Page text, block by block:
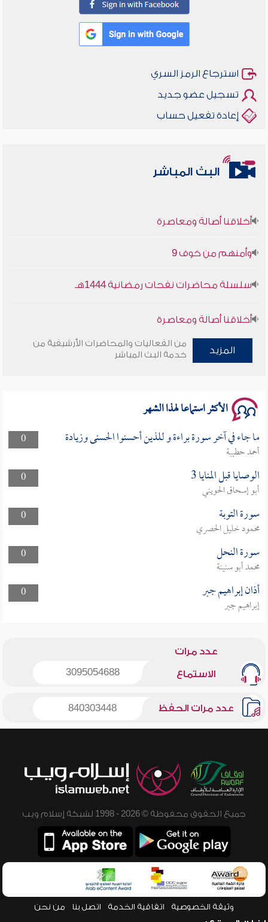
استرجاع الرمز السري
تسجيل عضو جديد
إعادة تفعيل حساب
البث المباشر
أخلاقنا أصالة ومعاصرة
وأمنهم من خوف 9
سلسلة محاضرات نفحات رمضانية 1444هـ
أخلاقنا أصالة ومعاصرة
وأمنهم من خوف 9
المزيد
من الفعاليات والمحاضرات الأرشيفية من
خدمة البث المباشر
الأكثر استماعا لهذا الشهر
0 ما جاء في آخر سورة براءة و للذين أحسنوا الحسنى وزيادة
أحمد حطيبة
0
الوصايا قبل المنايا 3
أبو إسحاق الحويني
0
سورة التوبة
محمود خليل الحصري
0
سورة النحل
محمد أبو سنينة
0
أذان إبراهيم جبر
إبراهيم جبر
عدد مرات
الاستماع 3095054688
عدد مرات الحفظ 840303448
جميع الحقوق محفوظة © 2026 - 1998 لشبكة إسلام ويب
وثيقة الخصوصية اتفاقية الخدمة اتصل بنا من نحن